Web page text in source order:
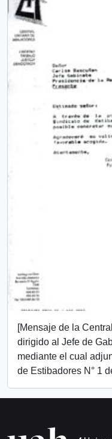
[Mensaje de la
dirigido al Jefe de
mediante el cual
de Estibadores N° 1